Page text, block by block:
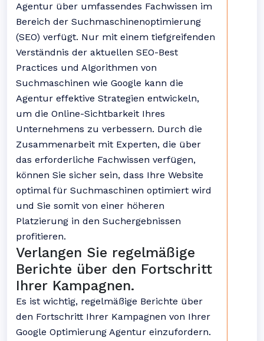
Agentur über umfassendes Fachwissen im
Bereich der Suchmaschinenoptimierung
(SEO) verfügt. Nur mit einem tiefgreifenden
Verständnis der aktuellen SEO-Best
Practices und Algorithmen von
Suchmaschinen wie Google kann die
Agentur effektive Strategien entwickeln,
um die Online-Sichtbarkeit Ihres
Unternehmens zu verbessern. Durch die
Zusammenarbeit mit Experten, die über
das erforderliche Fachwissen verfügen,
können Sie sicher sein, dass Ihre Website
optimal für Suchmaschinen optimiert wird
und Sie somit von einer höheren
Platzierung in den Suchergebnissen
profitieren.
Verlangen Sie regelmäßige
Berichte über den Fortschritt
Ihrer Kampagnen.
Es ist wichtig, regelmäßige Berichte über
den Fortschritt Ihrer Kampagnen von Ihrer
Google Optimierung Agentur einzufordern.